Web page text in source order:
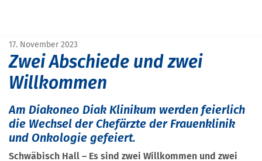
17. November 2023
Zwei Abschiede und zwei
Willkommen
Am Diakoneo Diak Klinikum werden feierlich
die Wechsel der Chefärzte der Frauenklinik
und Onkologie gefeiert.
Schwäbisch Hall – Es sind zwei Willkommen und zwei